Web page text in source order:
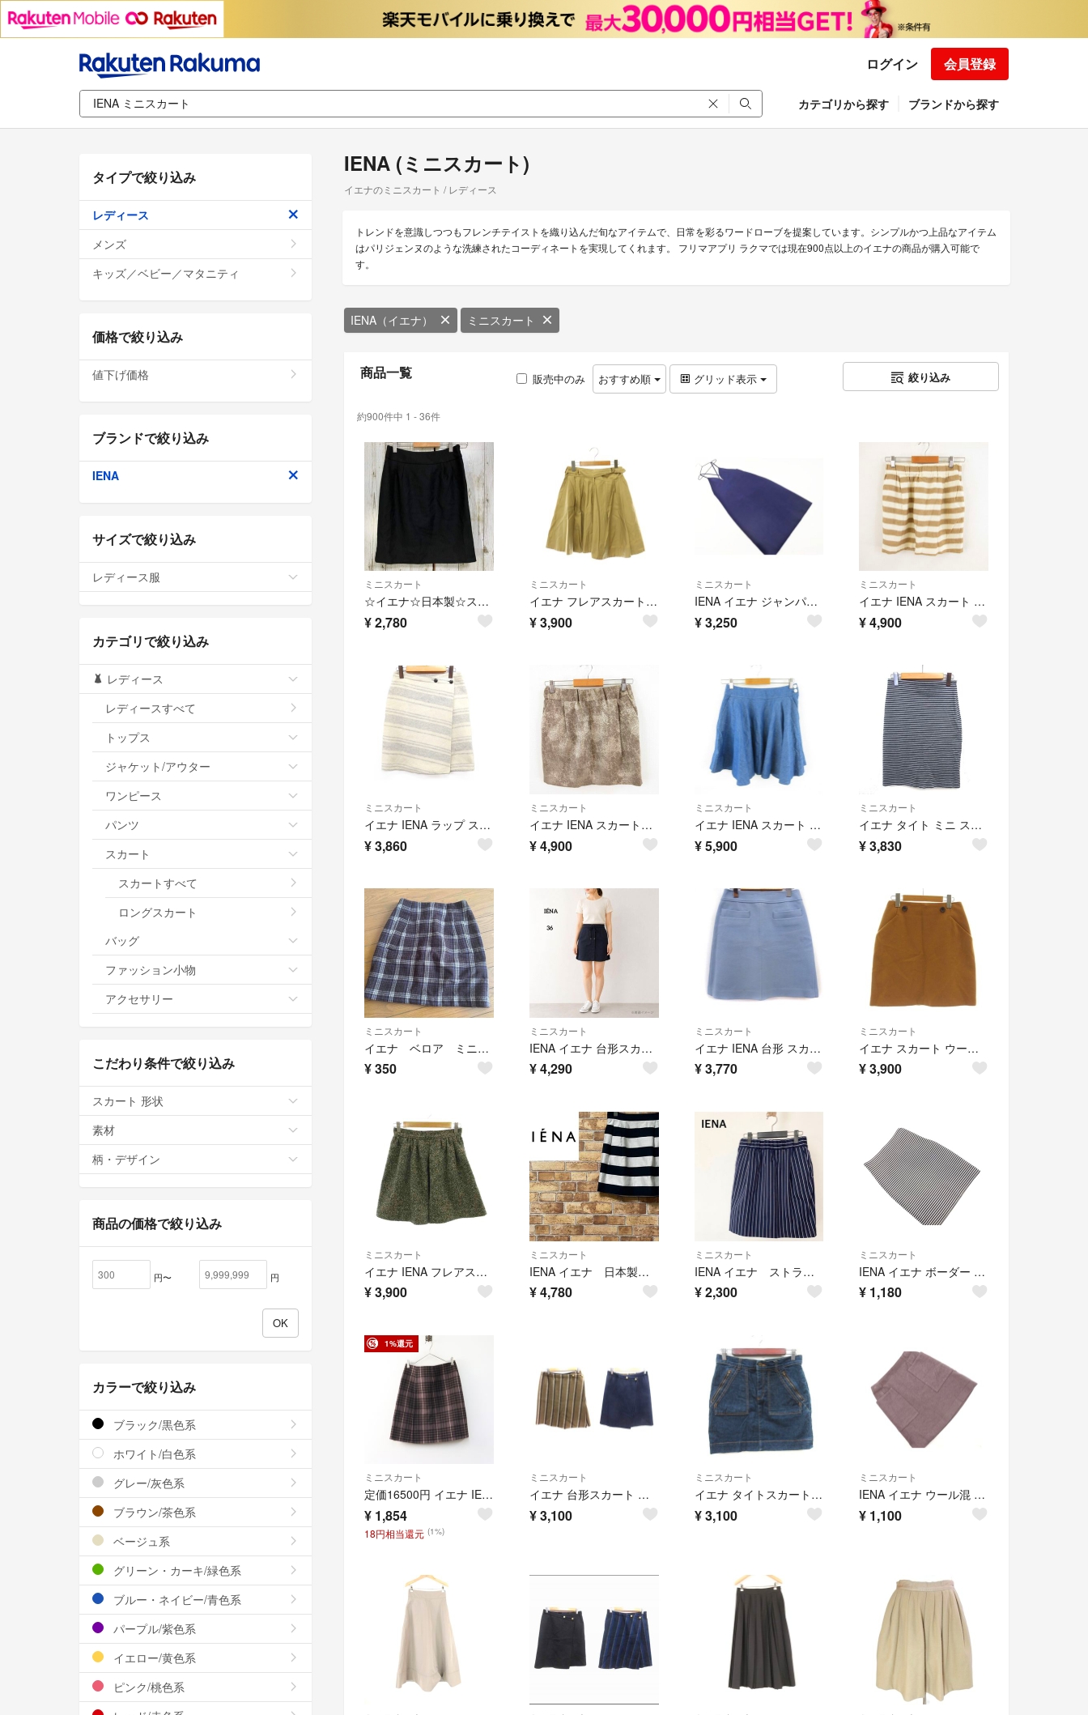
ログイン 会員登録
カテゴリから探す ブランドから探す
IENA (ミニスカート)
イエナのミニスカート / レディース
トレンドを意識しつつもフレンチテイストを織り込んだ旬なアイテムで、日常を彩るワードローブを提案しています。シンプルかつ上品なアイテム
はパリジェンヌのような洗練されたコーディネートを実現してくれます。 フリマアプリ ラクマでは現在900点以上のイエナの商品が購入可能で
す。
IENA（イエナ） ミニスカート
商品一覧 販売中のみ おすすめ順 グリッド表示 絞り込み
約900件中 1 - 36件
ミニスカート
☆イエナ☆日本製☆スカート [36] タイト ミニ ひざ上 ツイード調 ブラック
¥2,780
ミニスカート
イエナ フレアスカート ミニ タック 38 ベージュ /ES ■GY62
¥3,900
ミニスカート
IENA イエナ ジャンパー スカート size36/ネイビー ■◇ レディース
¥3,250
ミニスカート
イエナ IENA スカート ミニ ボーダー 茶 ベージュ *A778
¥4,900
ミニスカート
イエナ IENA ラップ スカート ボーダー 台形 ミニ ウール オフホワイト
¥3,860
ミニスカート
イエナ IENA スカートミニ タック 総柄 ベージュ 茶 38 *T736
¥4,900
ミニスカート
イエナ IENA スカート ミニ フレア デニム地 青 36 *T747
¥5,900
ミニスカート
イエナ タイト ミニ スカート ボーダー ストレッチ コットン混 36 グレー
¥3,830
ミニスカート
イエナ ベロア ミニスカート
¥350
ミニスカート
IENA イエナ 台形スカート ミニ丈 ネイビー 日本製 サイズ36
¥4,290
ミニスカート
イエナ IENA 台形 スカート ミニ 無地 ウール S ライトブルー /FT
¥3,770
ミニスカート
イエナ スカート ウール 36 キャメル ミニ丈 膝丈 ボタン付き /DU13
¥3,900
ミニスカート
イエナ IENA フレアスカート ミニ丈 総柄 ウール 36 黒 ブラック 白
¥3,900
ミニスカート
IENA イエナ 日本製 ミニスカート ボーダー モノトーン 古着女子 36
¥4,780
ミニスカート
IENA イエナ ストライプ ミニ 膝上 スカート ネイビー 日本製 サイズ36
¥2,300
ミニスカート
IENA イエナ ボーダー タイト スカート size36/紺x白 ■■ レディース
¥ 1,180
1%還元
ミニスカート
定価16500円 イエナ IENA ダブルフェイスミニスカート 38 チェック×ベージュ■リバーシブル Wフェイス【2400014987782】
¥ 1,854
18円相当還元 (1%)
ミニスカート
イエナ 台形スカート ラップ ミニ リバーシブル ストライプ 36 S カーキ
¥3,100
ミニスカート
イエナ タイトスカート ミニ デニム 38 M 紺 ネイビー /YI
¥3,100
ミニスカート
IENA イエナ ウール混 ミニ スカート size36/グレージュ ◇■ レディース
¥ 1,100
タイプで絞り込み
レディース
メンズ
キッズ／ベビー／マタニティ
価格で絞り込み
値下げ価格
ブランドで絞り込み
IENA
サイズで絞り込み
レディース服
カテゴリで絞り込み
レディース
レディースすべて
トップス
ジャケット/アウター
ワンピース
パンツ
スカート
スカートすべて
ロングスカート
バッグ
ファッション小物
アクセサリー
こだわり条件で絞り込み
スカート 形状
素材
柄・デザイン
商品の価格で絞り込み
円〜 円
カラーで絞り込み
ブラック/黒色系
ホワイト/白色系
グレー/灰色系
ブラウン/茶色系
ベージュ系
グリーン・カーキ/緑色系
ブルー・ネイビー/青色系
パープル/紫色系
イエロー/黄色系
ピンク/桃色系